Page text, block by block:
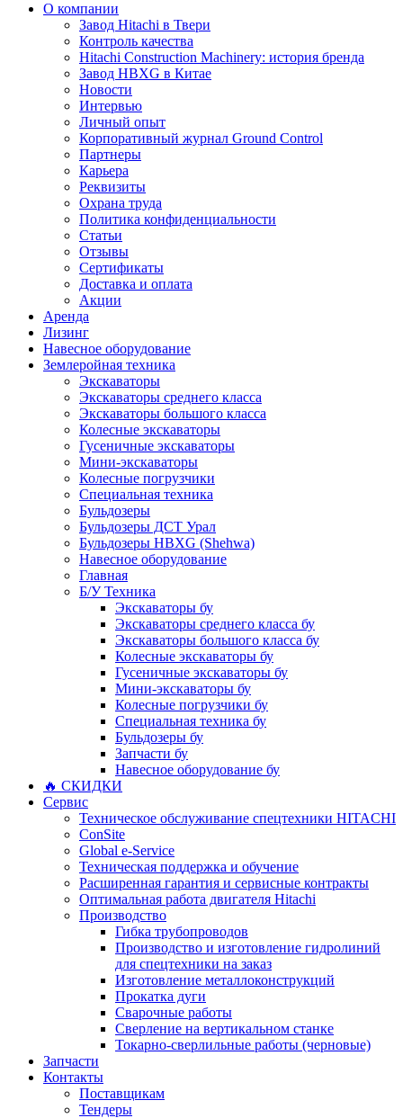
О компании
Завод Hitachi в Твери
Контроль качества
Hitachi Construction Machinery: история бренда
Завод HBXG в Китае
Новости
Интервью
Личный опыт
Корпоративный журнал Ground Control
Партнеры
Карьера
Реквизиты
Охрана труда
Политика конфиденциальности
Статьи
Отзывы
Сертификаты
Доставка и оплата
Акции
Аренда
Лизинг
Навесное оборудование
Землеройная техника
Экскаваторы
Экскаваторы среднего класса
Экскаваторы большого класса
Колесные экскаваторы
Гусеничные экскаваторы
Мини-экскаваторы
Колесные погрузчики
Специальная техника
Бульдозеры
Бульдозеры ДСТ Урал
Бульдозеры HBXG (Shehwa)
Навесное оборудование
Главная
Б/У Техника
Экскаваторы бу
Экскаваторы среднего класса бу
Экскаваторы большого класса бу
Колесные экскаваторы бу
Гусеничные экскаваторы бу
Мини-экскаваторы бу
Колесные погрузчики бу
Специальная техника бу
Бульдозеры бу
Запчасти бу
Навесное оборудование бу
🔥 СКИДКИ
Сервис
Техническое обслуживание спецтехники HITACHI
ConSite
Global e-Service
Техническая поддержка и обучение
Расширенная гарантия и сервисные контракты
Оптимальная работа двигателя Hitachi
Производство
Гибка трубопроводов
Производство и изготовление гидролиний
для спецтехники на заказ
Изготовление металлоконструкций
Прокатка дуги
Сварочные работы
Сверление на вертикальном станке
Токарно-сверлильные работы (черновые)
Запчасти
Контакты
Поставщикам
Тендеры